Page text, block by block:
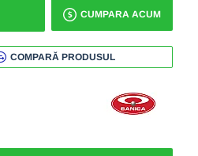
CUMPARA ACUM
COMPARĂ PRODUSUL